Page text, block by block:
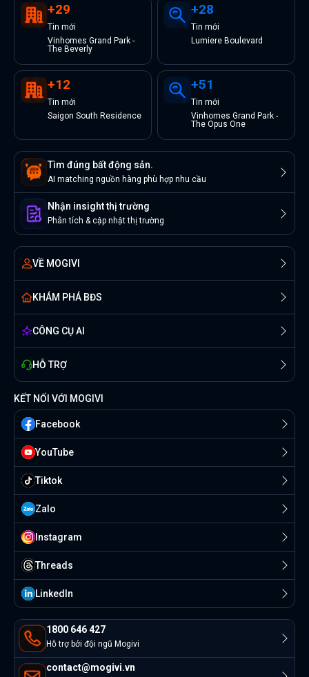
+29
Tin mới
Vinhomes Grand Park -
The Beverly
+28
Tin mới
Lumiere Boulevard
+12
Tin mới
Saigon South Residence
+51
Tin mới
Vinhomes Grand Park -
The Opus One
Tìm đúng bất động sản.
AI matching nguồn hàng phù hợp nhu cầu
Nhận insight thị trường
Phân tích & cập nhật thị trường
VỀ MOGIVI
KHÁM PHÁ BĐS
CÔNG CỤ AI
HỖ TRỢ
1800 646 427
Hỗ trợ bởi đội ngũ Mogivi
contact@mogivi.vn
KẾT NỐI VỚI MOGIVI
Facebook
YouTube
Tiktok
Zalo
Instagram
Threads
Linkedln